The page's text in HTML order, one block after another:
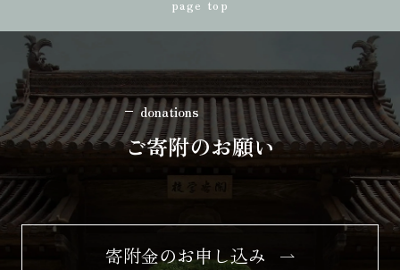
page top
donations
ご寄附のお願い
寄附金のお申し込み